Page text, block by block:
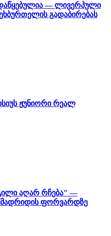
— ლივერპული
გადაბირებას
ჟუნიორი რეალ
აღარ რჩება" —
მადრიდის ფორვარდზე